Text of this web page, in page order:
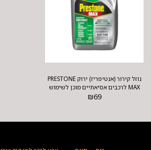
נוזל קירור (אנטיפריז) ירוק PRESTONE
MAX לרכבים אסיאתיים מוכן לשימוש
₪69